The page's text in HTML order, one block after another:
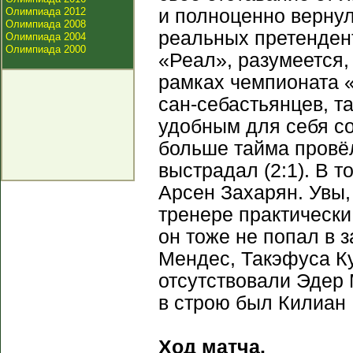
Олимпиада 2012
Олимпиада 2008
Олимпиада 2004
Олимпиада 2000
и полноценно
реальных
«Реал»,
рамках чемпионата
сан-себастьянцев,
удобным для себя
больше тайма
выстрадал (2:1). В
Арсен Захарян.
тренере
он тоже не попал в
Мендес, Такэфуса
отсутствовали
в строю был
Ход матча.